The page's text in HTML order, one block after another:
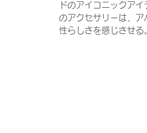
ドのアイコニックア
のアクセサリーは、
性らしさを感じさせる